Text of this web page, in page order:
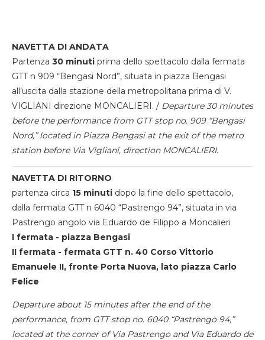
NAVETTA DI ANDATA
Partenza 30 minuti prima dello spettacolo dalla fermata
GTT n 909 “Bengasi Nord”, situata in piazza Bengasi
all’uscita dalla stazione della metropolitana prima di V.
VIGLIANI direzione MONCALIERI. / Departure 30 minutes
before the performance from GTT stop no. 909 “Bengasi
Nord,” located in Piazza Bengasi at the exit of the metro
station before Via Vigliani, direction MONCALIERI.
NAVETTA DI RITORNO
partenza circa 15 minuti dopo la fine dello spettacolo,
dalla fermata GTT n 6040 “Pastrengo 94”, situata in via
Pastrengo angolo via Eduardo de Filippo a Moncalieri
I fermata - piazza Bengasi
II fermata - fermata GTT n. 40 Corso Vittorio
Emanuele II, fronte Porta Nuova, lato piazza Carlo
Felice
Departure about 15 minutes after the end of the
performance, from GTT stop no. 6040 “Pastrengo 94,”
located at the corner of Via Pastrengo and Via Eduardo de